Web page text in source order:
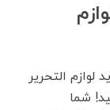
لوازم التحریر
شما